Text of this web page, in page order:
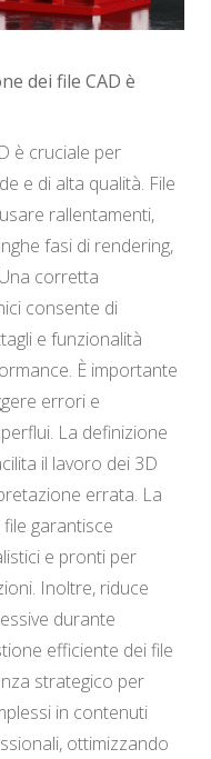
dei file CAD è
è cruciale per
e di alta qualità. File
rallentamenti,
fasi di rendering,
corretta
consente di
e funzionalità
È importante
errori e
La definizione
il lavoro dei 3D
errata. La
garantisce
e pronti per
Inoltre, riduce
durante
efficiente dei file
strategico per
in contenuti
ottimizzando